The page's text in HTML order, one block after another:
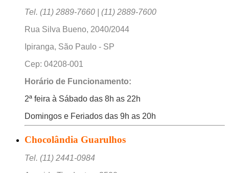
Tel. (11) 2889-7660 | (11) 2889-7600
Rua Silva Bueno, 2040/2044
Ipiranga, São Paulo - SP
Cep: 04208-001
Horário de Funcionamento:
2ª feira à Sábado das 8h as 22h
Domingos e Feriados das 9h as 20h
Chocolândia Guarulhos
Tel. (11) 2441-0984